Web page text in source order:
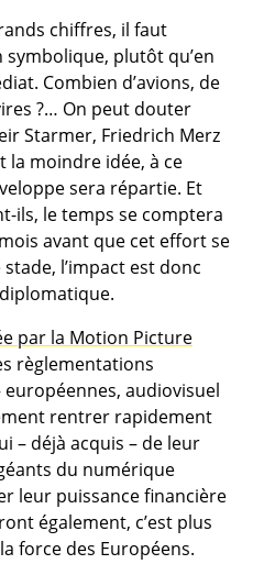
chiffres, il faut
plutôt qu’en
Combien d’avions, de
?… On peut douter
Starmer, Friedrich Merz
la moindre idée, à ce
sera répartie. Et
ils, le temps se comptera
avant que cet effort se
l’impact est donc
par la Motion Picture
règlementations
audiovisuel
rentrer rapidement
– déjà acquis – de leur
du numérique
leur puissance financière
également, c’est plus
force des Européens.